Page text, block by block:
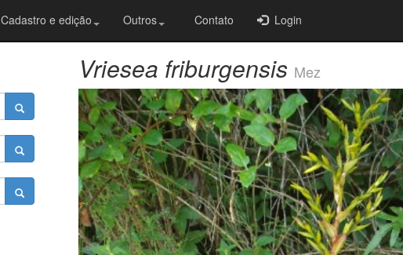
Cadastro e edição Outros Contato Login
Vriesea friburgensis Mez